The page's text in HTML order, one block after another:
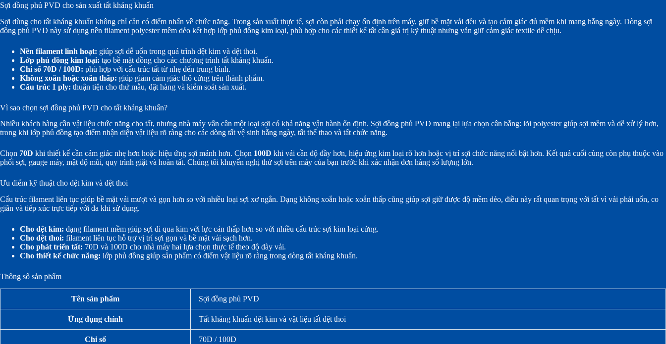
Sợi đồng phủ PVD cho sản xuất tất kháng khuẩn
Sợi dùng cho tất kháng khuẩn không chỉ cần có điểm nhấn về chức năng. Trong sản xuất thực tế, sợi còn phải chạy ổn định trên máy, giữ bề mặt vải đều và tạo cảm giác đủ mềm khi mang hằng ngày. Dòng sợi
đồng phủ PVD này sử dụng nền filament polyester mềm dẻo kết hợp lớp phủ đồng kim loại, phù hợp cho các thiết kế tất cần giá trị kỹ thuật nhưng vẫn giữ cảm giác textile dễ chịu.
Nền filament linh hoạt: giúp sợi dễ uốn trong quá trình dệt kim và dệt thoi.
Lớp phủ đồng kim loại: tạo bề mặt đồng cho các chương trình tất kháng khuẩn.
Chi số 70D / 100D: phù hợp với cấu trúc tất từ nhẹ đến trung bình.
Không xoắn hoặc xoắn thấp: giúp giảm cảm giác thô cứng trên thành phẩm.
Cấu trúc 1 ply: thuận tiện cho thử mẫu, đặt hàng và kiểm soát sản xuất.
Vì sao chọn sợi đồng phủ PVD cho tất kháng khuẩn?
Nhiều khách hàng cần vật liệu chức năng cho tất, nhưng nhà máy vẫn cần một loại sợi có khả năng vận hành ổn định. Sợi đồng phủ PVD mang lại lựa chọn cân bằng: lõi polyester giúp sợi mềm và dễ xử lý hơn,
trong khi lớp phủ đồng tạo điểm nhận diện vật liệu rõ ràng cho các dòng tất vệ sinh hằng ngày, tất thể thao và tất chức năng.
Chọn 70D khi thiết kế cần cảm giác nhẹ hơn hoặc hiệu ứng sợi mảnh hơn. Chọn 100D khi vải cần độ đầy hơn, hiệu ứng kim loại rõ hơn hoặc vị trí sợi chức năng nổi bật hơn. Kết quả cuối cùng còn phụ thuộc vào
phối sợi, gauge máy, mật độ mũi, quy trình giặt và hoàn tất. Chúng tôi khuyến nghị thử sợi trên máy của bạn trước khi xác nhận đơn hàng số lượng lớn.
Ưu điểm kỹ thuật cho dệt kim và dệt thoi
Cấu trúc filament liên tục giúp bề mặt vải mượt và gọn hơn so với nhiều loại sợi xơ ngắn. Dạng không xoắn hoặc xoắn thấp cũng giúp sợi giữ được độ mềm dẻo, điều này rất quan trọng với tất vì vải phải uốn, co
giãn và tiếp xúc trực tiếp với da khi sử dụng.
Cho dệt kim: dạng filament mềm giúp sợi đi qua kim với lực cản thấp hơn so với nhiều cấu trúc sợi kim loại cứng.
Cho dệt thoi: filament liên tục hỗ trợ vị trí sợi gọn và bề mặt vải sạch hơn.
Cho phát triển tất: 70D và 100D cho nhà máy hai lựa chọn thực tế theo độ dày vải.
Cho thiết kế chức năng: lớp phủ đồng giúp sản phẩm có điểm vật liệu rõ ràng trong dòng tất kháng khuẩn.
Thông số sản phẩm
Tên sản phẩm Sợi đồng phủ PVD
Ứng dụng chính Tất kháng khuẩn dệt kim và vật liệu tất dệt thoi
Chi số 70D / 100D